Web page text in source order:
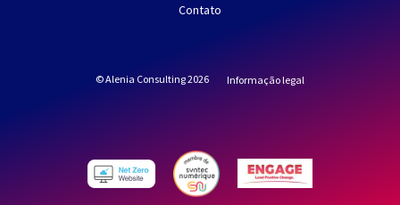
Contato
© Alenia Consulting 2026 Informação legal